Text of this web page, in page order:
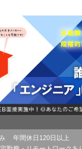
年間休日120日以上